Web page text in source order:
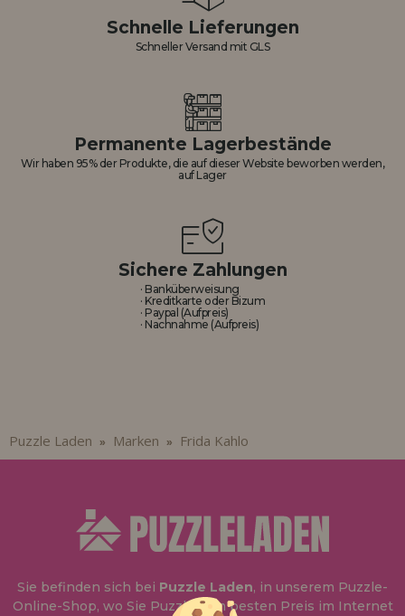
Schnelle Lieferungen
Schneller Versand mit GLS
Permanente Lagerbestände
Wir haben 95% der Produkte, die auf dieser Website beworben werden,
auf Lager
Sichere Zahlungen
· Banküberweisung
· Kreditkarte oder Bizum
· Paypal (Aufpreis)
· Nachnahme (Aufpreis)
Puzzle Laden » Marken » Frida Kahlo
Sie befinden sich bei Puzzle Laden, in unserem Puzzle-
Online-Shop, wo Sie Puzzle zum besten Preis im Internet